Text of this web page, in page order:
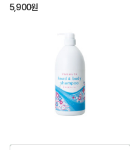
5,900원